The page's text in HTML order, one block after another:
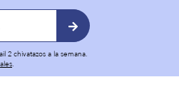
2 chivatazos a la semana.
.